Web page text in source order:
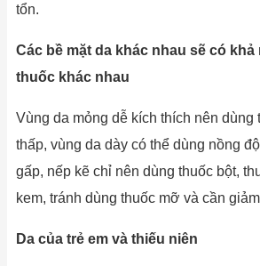
tổn.
Các bề mặt da khác nhau sẽ có khả
thuốc khác nhau
Vùng da mỏng dễ kích thích nên dùng
thấp, vùng da dày có thể dùng nồng
gấp, nếp kẽ chỉ nên dùng thuốc bột,
kem, tránh dùng thuốc mỡ và cần
Da của trẻ em và thiếu niên